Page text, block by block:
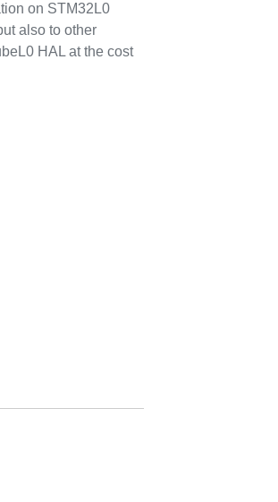
on STM32L0
also to other
HAL at the cost